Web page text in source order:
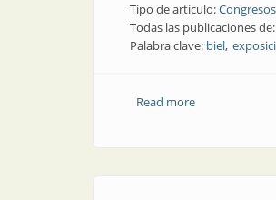
Tipo de artículo:
Todas las publicaciones de:
Palabra clave: biel
Read moreabout BIEL